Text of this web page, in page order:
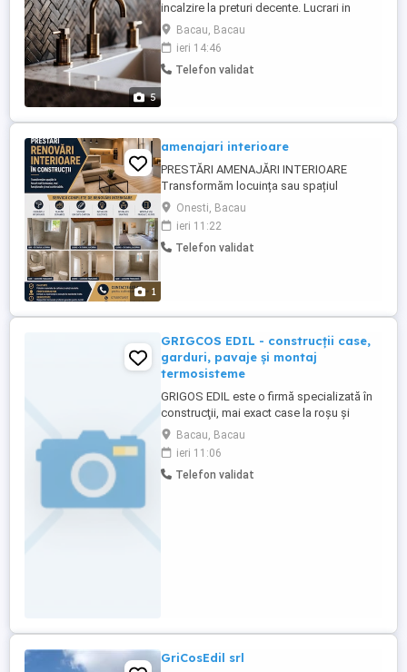
5
incalzire la preturi decente. Lucrari in
cupru, ppr, pexal. Montaj calorifere, masini
de spalat, boilere, hidrofoare, cabine de
dus, robineti, wc-uri, baterii, lavoare.
Instalez centrale. Desfundări wc-uri,
Bacau, Bacau
ieri 14:46
Telefon validat
1
amenajari interioare
PRESTĂRI AMENAJĂRI INTERIOARE
Transformăm locuința sau spațiul
dumneavoastră într-un loc modern,
funcțional și confortabil. Oferim servicii
complete de amenajări și renovări
interioare, executate cu profesionalism,
Onesti, Bacau
ieri 11:22
Telefon validat
GRIGCOS EDIL - construcții case,
garduri, pavaje și montaj
termosisteme
GRIGOS EDIL este o firmă specializată în
construcţii, mai exact case la roşu şi
cheie, centre comerciale, termosisteme,
pavaje pentru curte şi garduri de toate
tipurile, activitatea fiind desfăşurată în
Bacău, judeţul originar al firmei şi
Bacau, Bacau
ieri 11:06
Telefon validat
GriCosEdil srl